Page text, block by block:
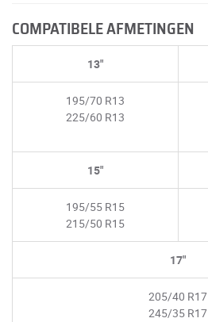
COMPATIBELE AFMETINGEN
13"
195/70 R13
225/60 R13
15"
195/55 R15
215/50 R15
17"
205/40 R17
245/35 R17